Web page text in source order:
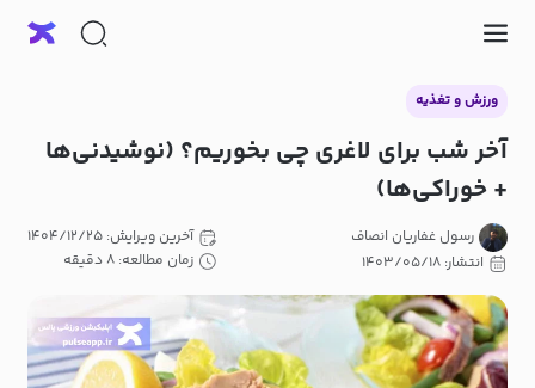
ورزش و تغذیه
آخر شب برای لاغری چی بخوریم؟ (نوشیدنی‌ها
+ خوراکی‌ها)
رسول غفاریان انصاف
انتشار: ۱۴۰۳/۰۵/۱۸
آخرین ویرایش: ۱۴۰۴/۱۲/۲۵
زمان مطالعه: ۸ دقیقه